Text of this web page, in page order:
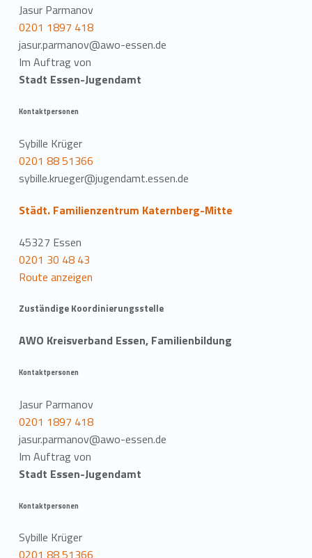
Jasur Parmanov
0201 1897 418
jasur.parmanov@awo-essen.de
Im Auftrag von
Stadt Essen-Jugendamt
Kontaktpersonen
Sybille Krüger
0201 88 51366
sybille.krueger@jugendamt.essen.de
Städt. Familienzentrum Katernberg-Mitte
45327 Essen
0201 30 48 43
Route anzeigen
Zuständige Koordinierungsstelle
AWO Kreisverband Essen, Familienbildung
Kontaktpersonen
Jasur Parmanov
0201 1897 418
jasur.parmanov@awo-essen.de
Im Auftrag von
Stadt Essen-Jugendamt
Kontaktpersonen
Sybille Krüger